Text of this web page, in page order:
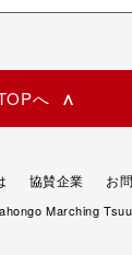
へ
協賛企業 お
Marching